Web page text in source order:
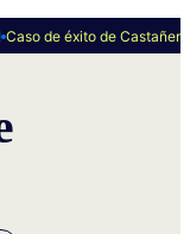
Caso de éxito de Castañer